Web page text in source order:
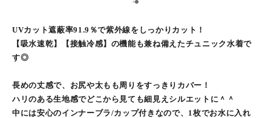
1
UVカット遮蔽率91.9％で紫外線をしっかりカット！
【吸水速乾】【接触冷感】の機能も兼ね備えたチュニック水着で
す◎
長めの丈感で、お尻や太もも周りをすっきりカバー！
ハリのある生地感でどこから見ても細見えシルエットに＾＾
中には安心のインナーブラ/カップ付きなので、1枚でお水に入れ